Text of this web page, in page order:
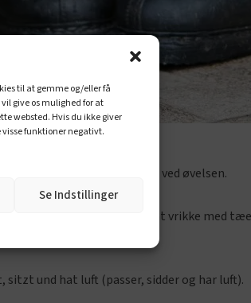
til at gemme og/eller få
give os mulighed for at
websted. Hvis du ikke giver
funktioner negativt.
Se Indstillinger
ryge flere centimeter op ved øvelsen.
men et godt trick er at vrikke med
sitzt und hat luft (passer, sidder og har luft).